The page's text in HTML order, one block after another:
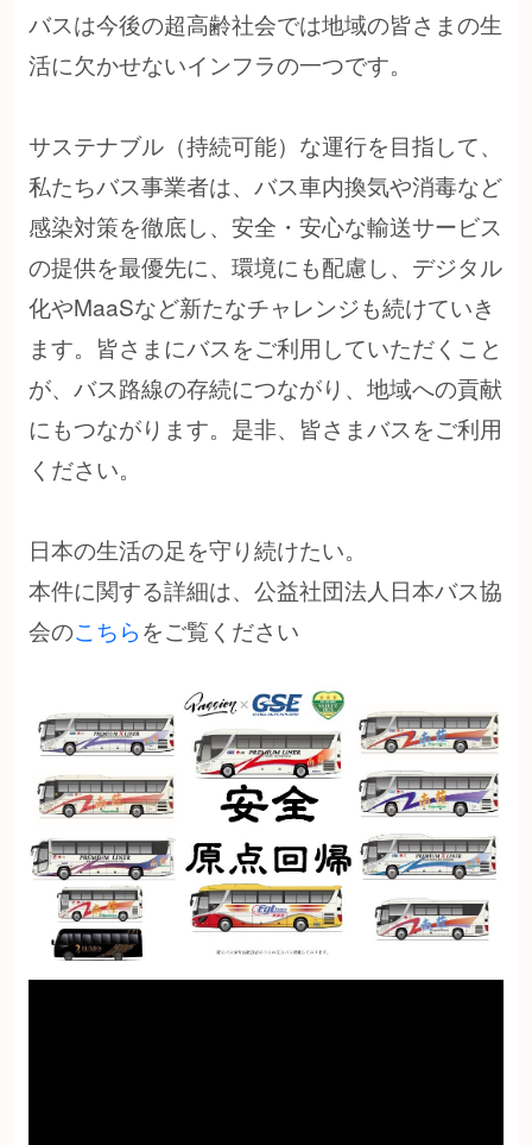
バスは今後の超高齢社会では地域の皆さまの生
活に欠かせないインフラの一つです。
サステナブル（持続可能）な運行を目指して、
私たちバス事業者は、バス車内換気や消毒など
感染対策を徹底し、安全・安心な輸送サービス
の提供を最優先に、環境にも配慮し、デジタル
化やMaaSなど新たなチャレンジも続けていき
ます。皆さまにバスをご利用していただくこと
が、バス路線の存続につながり、地域への貢献
にもつながります。是非、皆さまバスをご利用
ください。
日本の生活の足を守り続けたい。
本件に関する詳細は、公益社団法人日本バス協
会のこちらをご覧ください